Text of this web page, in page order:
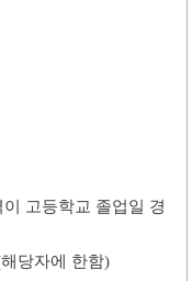
이 고등학교 졸업일 경
해당자에 한함)